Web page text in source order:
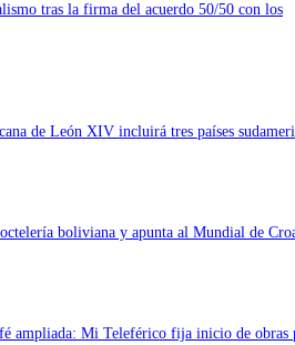
tras la firma del acuerdo 50/50 con los
de León XIV incluirá tres países
boliviana y apunta al Mundial de
ampliada: Mi Teleférico fija inicio de obras